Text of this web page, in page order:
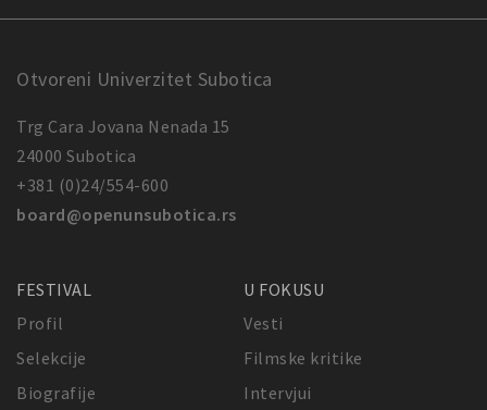
Otvoreni Univerzitet Subotica
Trg Cara Jovana Nenada 15
24000 Subotica
+381 (0)24/554-600
board@openunsubotica.rs
FESTIVAL
Profil
Selekcije
Biografije
U FOKUSU
Vesti
Filmske kritike
Intervjui